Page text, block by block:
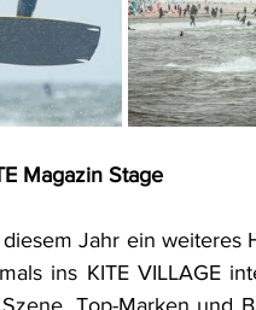
Magazin Stage
Jahr ein weiteres
ins KITE VILLAGE